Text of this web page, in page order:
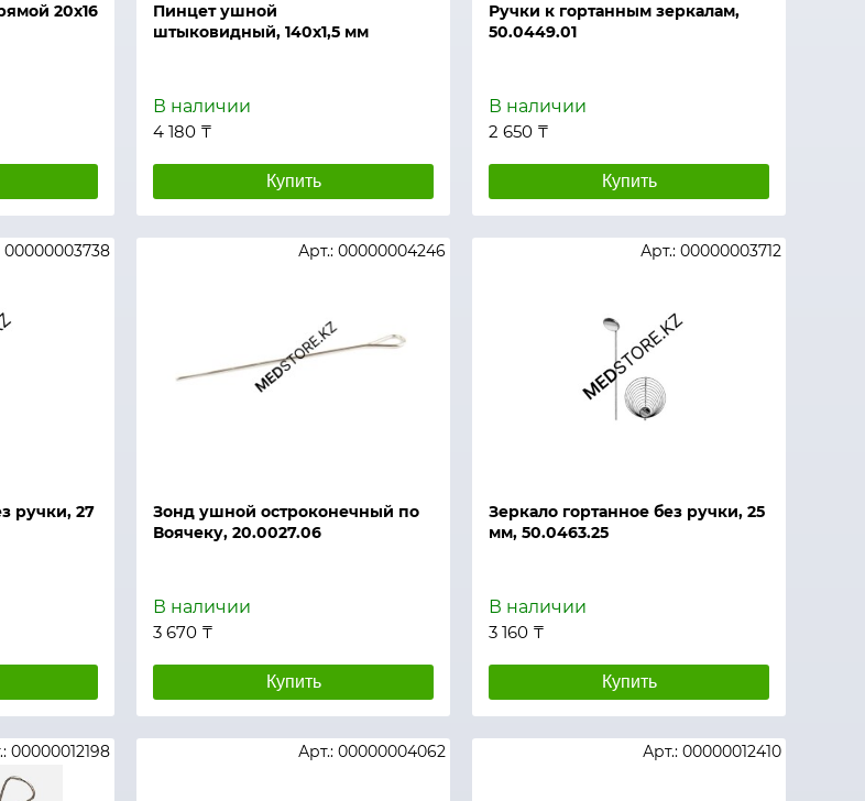
20х16
Пинцет ушной
штыковидный, 140х1,5 мм
В наличии
4 180 ₸
Купить
Ручки к гортанным зеркалам,
50.0449.01
В наличии
2 650 ₸
Купить
ручки, 27
00000003738
Зонд ушной остроконечный по
Воячеку, 20.0027.06
Арт.: 00000004246
В наличии
3 670 ₸
Купить
Зеркало гортанное без ручки, 25
мм, 50.0463.25
Арт.: 00000003712
В наличии
3 160 ₸
Купить
00000012198 Арт.: 00000004062 Арт.: 00000012410